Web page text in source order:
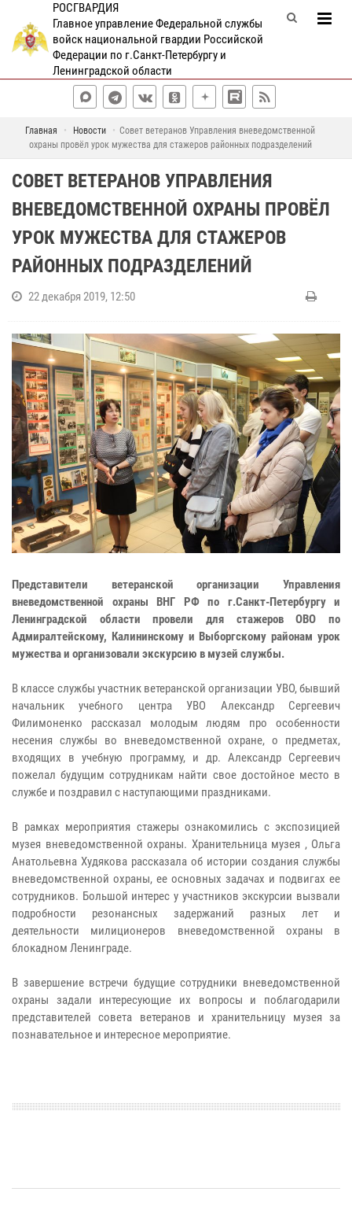
РОСГВАРДИЯ
Главное управление Федеральной службы
войск национальной гвардии Российской
Федерации по г.Санкт-Петербургу и
Ленинградской области
Главная Новости
Совет ветеранов Управления вневедомственной
охраны провёл урок мужества для стажеров районных подразделений
СОВЕТ ВЕТЕРАНОВ УПРАВЛЕНИЯ
ВНЕВЕДОМСТВЕННОЙ ОХРАНЫ ПРОВЁЛ
УРОК МУЖЕСТВА ДЛЯ СТАЖЕРОВ
РАЙОННЫХ ПОДРАЗДЕЛЕНИЙ
22 декабря 2019, 12:50
Представители ветеранской организации Управления
вневедомственной охраны ВНГ РФ по г.Санкт-Петербургу и
Ленинградской области провели для стажеров ОВО по
Адмиралтейскому, Калининскому и Выборгскому районам урок
мужества и организовали экскурсию в музей службы.
В классе службы участник ветеранской организации УВО, бывший
начальник учебного центра УВО Александр Сергеевич
Филимоненко рассказал молодым людям про особенности
несения службы во вневедомственной охране, о предметах,
входящих в учебную программу, и др. Александр Сергеевич
пожелал будущим сотрудникам найти свое достойное место в
службе и поздравил с наступающими праздниками.
В рамках мероприятия стажеры ознакомились с экспозицией
музея вневедомственной охраны. Хранительница музея , Ольга
Анатольевна Худякова рассказала об истории создания службы
вневедомственной охраны, ее основных задачах и подвигах ее
сотрудников. Большой интерес у участников экскурсии вызвали
подробности резонансных задержаний разных лет и
деятельности милиционеров вневедомственной охраны в
блокадном Ленинграде.
В завершение встречи будущие сотрудники вневедомственной
охраны задали интересующие их вопросы и поблагодарили
представителей совета ветеранов и хранительницу музея за
познавательное и интересное мероприятие.